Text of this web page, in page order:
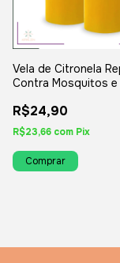
Vela de Citronela
Contra Mosquitos
R$24,90
R$23,66 com Pix